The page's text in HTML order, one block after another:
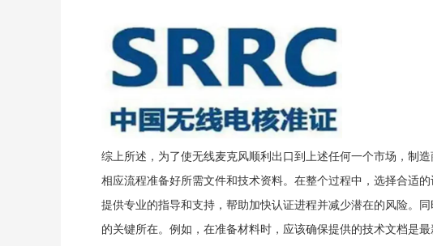
综上所述，为了使无线麦克风顺利出口到上述任何一个市场，制
相应流程准备好所需文件和技术资料。在整个过程中，选择合适
提供专业的指导和支持，帮助加快认证进程并减少潜在的风险。
的关键所在。例如，在准备材料时，应该确保提供的技术文档是